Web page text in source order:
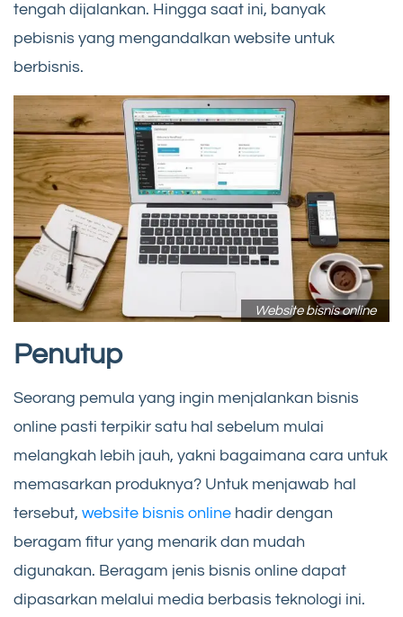
tengah dijalankan. Hingga saat ini, banyak
pebisnis yang mengandalkan website untuk
berbisnis.
Website bisnis online
Penutup
Seorang pemula yang ingin menjalankan bisnis
online pasti terpikir satu hal sebelum mulai
melangkah lebih jauh, yakni bagaimana cara untuk
memasarkan produknya? Untuk menjawab hal
tersebut, website bisnis online hadir dengan
beragam fitur yang menarik dan mudah
digunakan. Beragam jenis bisnis online dapat
dipasarkan melalui media berbasis teknologi ini.